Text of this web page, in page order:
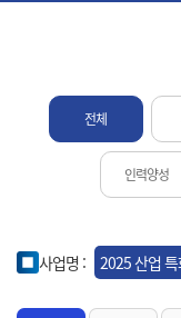
전체
인력양성
사업명 : 2025 산업